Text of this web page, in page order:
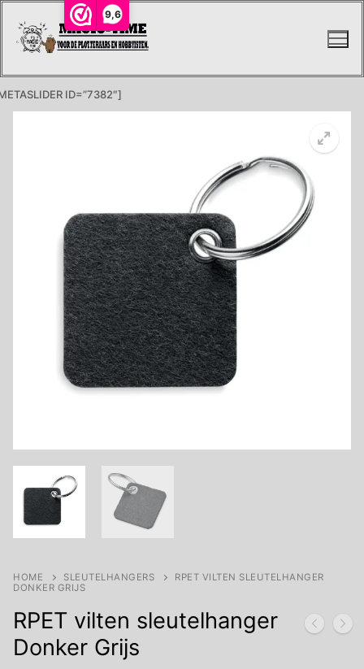
9,6
naar
ID=”7382″]
HOME SLEUTELHANGERS
RPET VILTEN SLEUTELHANGER
DONKER GRIJS
RPET vilten sleutelhanger
Donker Grijs